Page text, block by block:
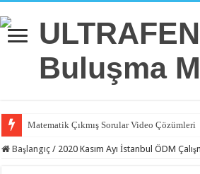
Matematik Çıkmış Sorular Video Çözümleri
Matematik 6.Ünite Örnek Sorular Video
Başlangıç / 2020 Kasım Ayı İstanbul ÖDM